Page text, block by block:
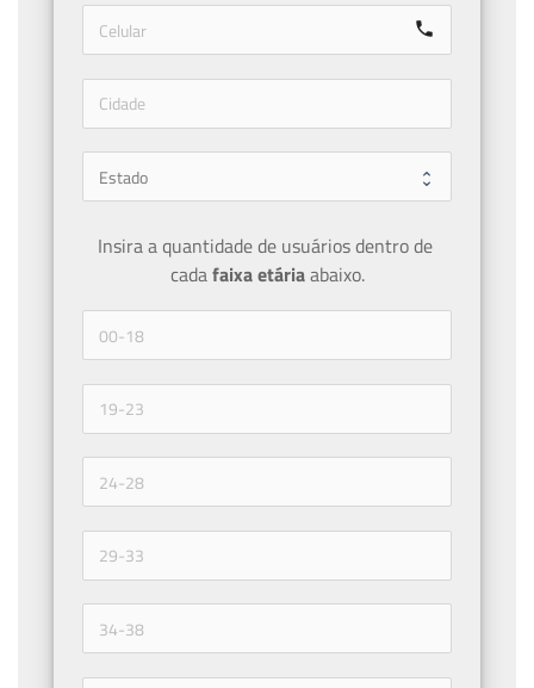
call
Insira a quantidade de usuários dentro de
cada faixa etária abaixo.